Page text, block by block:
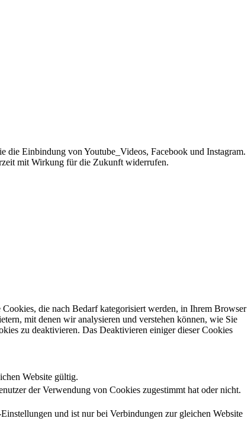
die Einbindung von Youtube_Videos, Facebook und Instagram.
mit Wirkung für die Zukunft widerrufen.
die nach Bedarf kategorisiert werden, in Ihrem Browser
mit denen wir analysieren und verstehen können, wie Sie
zu deaktivieren. Das Deaktivieren einiger dieser Cookies
Website gültig.
der Verwendung von Cookies zugestimmt hat oder nicht.
und ist nur bei Verbindungen zur gleichen Website